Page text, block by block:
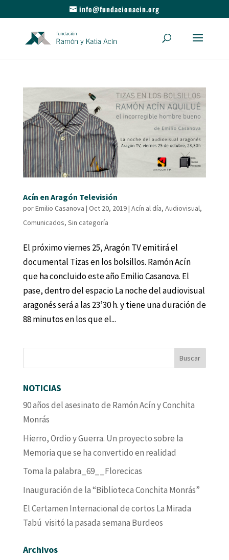
info@fundacionacin.org
Acín en Aragón Televisión
porEmilio Casanova | Oct 20, 2019| Acín al día, Audiovisual,
Comunicados, Sin categoría
El próximo viernes 25, Aragón TV emitirá el
documental Tizas en los bolsillos. Ramón Acín
que ha concluido este año Emilio Casanova. El
pase, dentro del espacio La noche del audiovisual
aragonés será a las 23’30 h. y tiene una duración de
88 minutos en los que el...
NOTICIAS
90 años del asesinato de Ramón Acín y Conchita
Monrás
Hierro, Ordio y Guerra. Un proyecto sobre la
Memoria que se ha convertido en realidad
Toma la palabra_69__Florecicas
Inauguración de la “Biblioteca Conchita Monrás”
El Certamen Internacional de cortos La Mirada
Tabú visitó la pasada semana Burdeos
Archivos